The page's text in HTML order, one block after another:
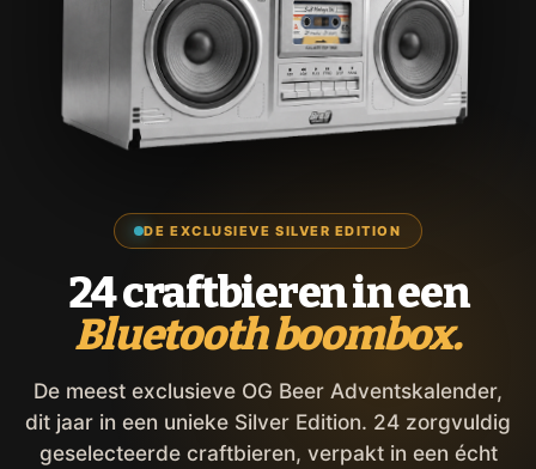
DE EXCLUSIEVE SILVER EDITION
24 craftbieren in een
Bluetooth boombox.
De meest exclusieve OG Beer Adventskalender,
dit jaar in een unieke Silver Edition. 24 zorgvuldig
geselecteerde craftbieren, verpakt in een écht